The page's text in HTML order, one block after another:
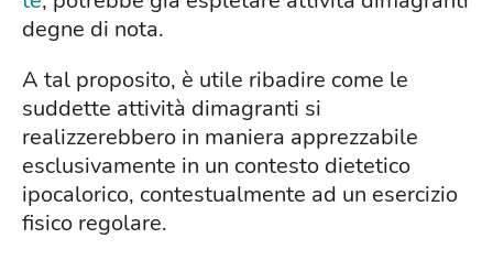
degne di nota.
A tal proposito, è utile ribadire come le
suddette attività dimagranti si
realizzerebbero in maniera apprezzabile
esclusivamente in un contesto dietetico
ipocalorico, contestualmente ad un esercizio
fisico regolare.